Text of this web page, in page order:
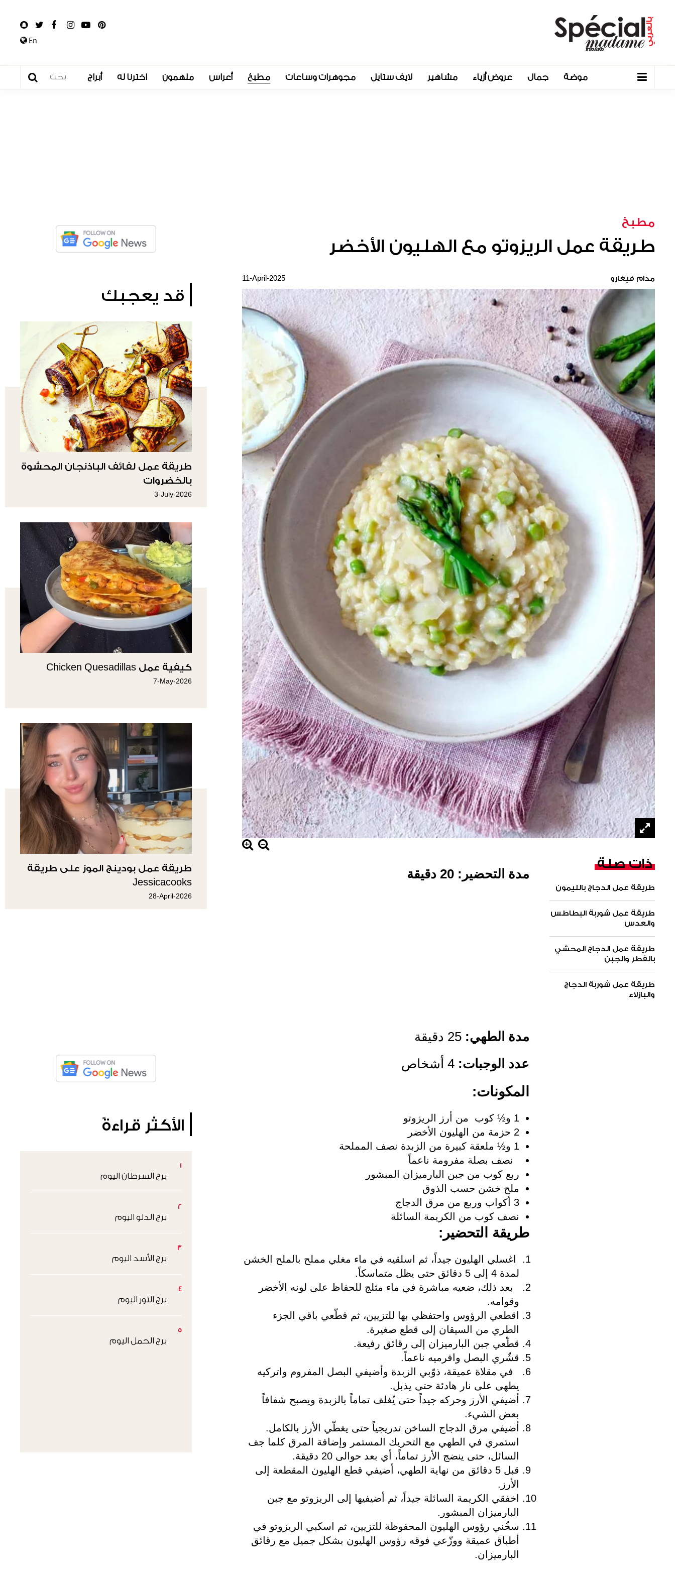
En
موضة جمال عروض أزياء مشاهير لايف ستايل مجوهرات وساعات مطبخ أعراس ملهمون اخترنا له أبراج
مطبخ
طريقة عمل الريزوتو مع الهليون الأخضر
مدام فيغارو 11-April-2025
ذات صلة
طريقة عمل الدجاج بالليمون
طريقة عمل شوربة البطاطس
والعدس
طريقة عمل الدجاج المحشي
بالفطر والجبن
طريقة عمل شوربة الدجاج
والبازلاء
مدة التحضير: 20 دقيقة
مدة الطهي:
عدد الوجبات:
المكونات:
1 و‏½ كوب ‏ من أرز الريزوتو
2 حزمة من الهليون الأخضر
1 و‏½ ملعقة كبيرة من الزبدة نصف المملحة
نصف بصلة مفرومة ناعماً
ربع كوب من جبن البارميزان المبشور
ملح خشن حسب الذوق
3 أكواب وربع من مرق الدجاج
نصف كوب من الكريمة السائلة
طريقة التحضير:
اغسلي الهليون جيداً، ثم اسلقيه في ماء مغلي مملح بالملح الخشن
لمدة 4 إلى 5 دقائق حتى يظل متماسكاً.
بعد ذلك، ضعيه مباشرة في ماء مثلج للحفاظ على لونه الأخضر
وقوامه.
اقطعي الرؤوس واحتفظي بها للتزيين، ثم قطّعي باقي الجزء
الطري من السيقان إلى قطع صغيرة.
قطّعي جبن البارميزان إلى رقائق رفيعة.
قشّري البصل وافرميه ناعماً.
في مقلاة عميقة، ذوّبي الزبدة وأضيفي البصل المفروم واتركيه
يطهى على نار هادئة حتى يذبل.
أضيفي الأرز وحركه جيداً حتى يُغلف تماماً بالزبدة ويصبح شفافاً
بعض الشيء.
أضيفي مرق الدجاج الساخن تدريجياً حتى يغطّي الأرز بالكامل.
استمري في الطهي مع التحريك المستمر وإضافة المرق كلما جف
السائل، حتى ينضج الأرز تماماً، أي بعد حوالى 20 دقيقة.
قبل 5 دقائق من نهاية الطهي، أضيفي قطع الهليون المقطعة إلى
الأرز.
اخفقي الكريمة السائلة جيداً، ثم أضيفيها إلى الريزوتو مع جبن
البارميزان المبشور.
سخّني رؤوس الهليون المحفوظة للتزيين، ثم اسكبي الريزوتو في
أطباق عميقة ووزّعي فوقه رؤوس الهليون بشكل جميل مع رقائق
البارميزان.
قد يعجبك
طريقة عمل لفائف الباذنجان المحشوة
بالخضروات
3-July-2026
كيفية عمل Chicken Quesadillas
7-May-2026
طريقة عمل بودينج الموز على طريقة
Jessicacooks
28-April-2026
الأكثر قراءةً
1
برج السرطان اليوم
2
برج الدلو اليوم
3
برج الأسد اليوم
4
برج الثور اليوم
5
برج الحمل اليوم